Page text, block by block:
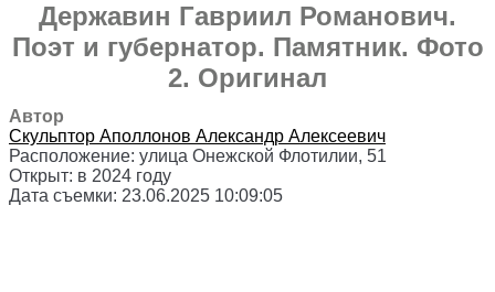
Державин Гавриил Романович.
Поэт и губернатор. Памятник. Фото
2. Оригинал
Автор
Скульптор Аполлонов Александр Алексеевич
Расположение: улица Онежской Флотилии, 51
Открыт: в 2024 году
Дата съемки: 23.06.2025 10:09:05